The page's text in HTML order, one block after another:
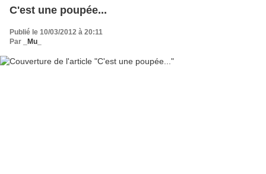
C'est une poupée...
Publié le 10/03/2012 à 20:11
Par
_Mu_